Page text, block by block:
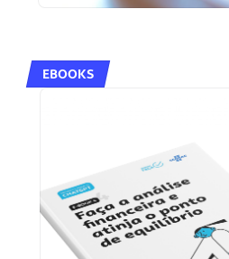
EBOOKS